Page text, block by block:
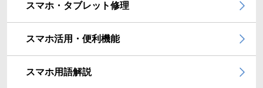
スマホ・タブレット修理
スマホ活用・便利機能
スマホ用語解説